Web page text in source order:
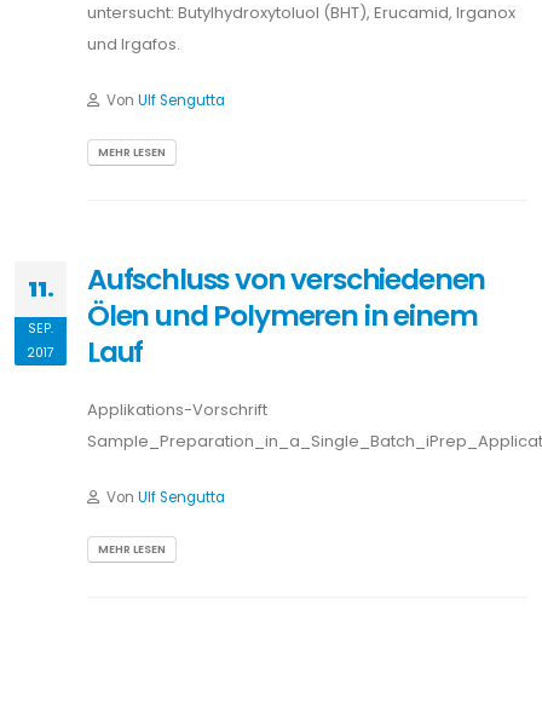
untersucht: Butylhydroxytoluol (BHT), Erucamid, Irganox
und Irgafos.
Von Ulf Sengutta
MEHR LESEN
11.
SEP.
2017
Aufschluss von verschiedenen
Ölen und Polymeren in einem
Lauf
Applikations-Vorschrift
Von Ulf Sengutta
MEHR LESEN